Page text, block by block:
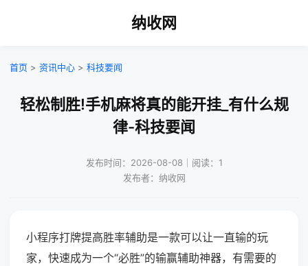
纳收网
首页 > 资讯中心 > 科技要闻
轻松制胜!手机麻将真的能开挂_有什么规
律-科技要闻
发布时间：2026-08-08｜阅读：1
发布者：纳收网
小程序打牌提高胜率辅助是一款可以让一直输的玩
家，快速成为一个“必胜”的输赢辅助神器，有需要的